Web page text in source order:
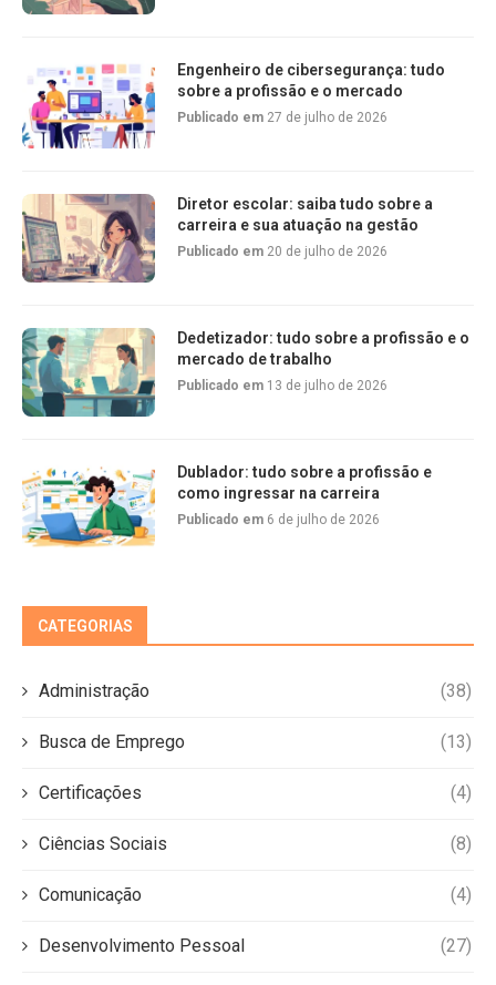
Engenheiro de cibersegurança: tudo
sobre a profissão e o mercado
Publicado em 27 de julho de 2026
Diretor escolar: saiba tudo sobre a
carreira e sua atuação na gestão
Publicado em 20 de julho de 2026
Dedetizador: tudo sobre a profissão e o
mercado de trabalho
Publicado em 13 de julho de 2026
Dublador: tudo sobre a profissão e
como ingressar na carreira
Publicado em 6 de julho de 2026
CATEGORIAS
Administração (38)
Busca de Emprego (13)
Certificações (4)
Ciências Sociais (8)
Comunicação (4)
Desenvolvimento Pessoal (27)